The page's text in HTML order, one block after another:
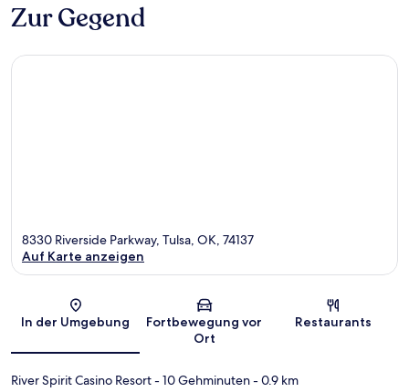
Zur Gegend
Karte
8330 Riverside Parkway, Tulsa, OK, 74137
Auf Karte anzeigen
In der Umgebung
Fortbewegung vor
Ort
Restaurants
River Spirit Casino Resort- 10 Gehminuten- 0.9 km